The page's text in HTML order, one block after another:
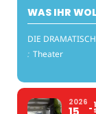
WAS IHR
DIE
: Theater
2026